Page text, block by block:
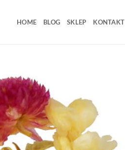
HOME BLOG SKLEP KONTAKT